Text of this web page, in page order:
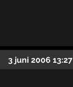
3 juni 2006 13:27